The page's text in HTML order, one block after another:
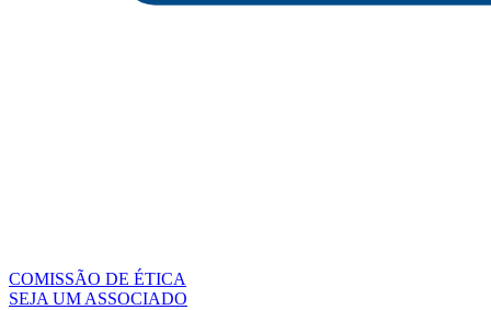
COMISSÃO DE ÉTICA
SEJA UM ASSOCIADO